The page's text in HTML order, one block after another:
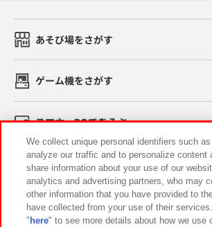
あそび場をさがす
ゲーム機をさがす
スマホ・PCであそぶ
イベント・キャンペーン
We collect unique personal identifiers such
analyze our traffic and to personalize content
share information about your use of our
analytics and advertising partners, who may
other information that you have provided to
have collected from your use of their
" here" to see more details about how we use